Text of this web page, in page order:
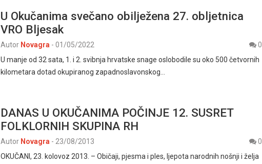
U Okučanima svečano obilježena 27. obljetnica
VRO Bljesak
Autor Novagra - 01/05/2022
0
U manje od 32 sata, 1. i 2. svibnja hrvatske snage oslobodile su oko 500 četvornih
kilometara dotad okupiranog zapadnoslavonskog…
DANAS U OKUČANIMA POČINJE 12. SUSRET
FOLKLORNIH SKUPINA RH
Autor Novagra - 23/08/2013
0
OKUČANI, 23. kolovoz 2013. – Običaji, pjesma i ples, ljepota narodnih nošnji i želja